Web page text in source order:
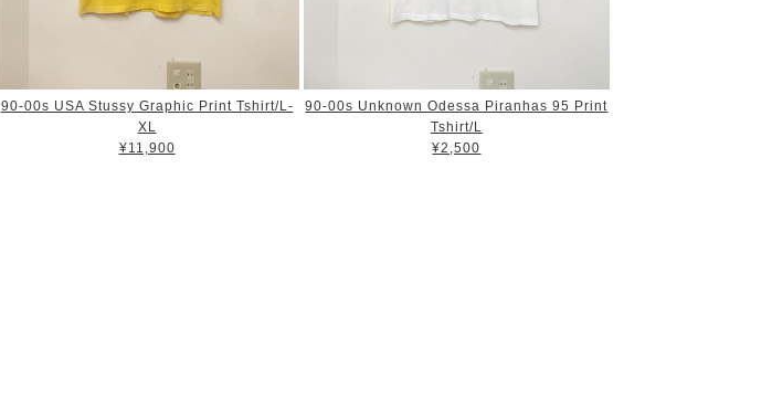
90-00s USA Stussy Graphic Print Tshirt/L-
XL
¥11,900
90-00s Unknown Odessa Piranhas 95 Print
Tshirt/L
¥2,500